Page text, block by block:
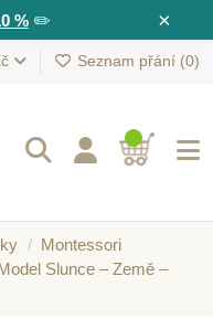
×
%✏️
Seznam přání (0)
Montessori
Slunce – Země –